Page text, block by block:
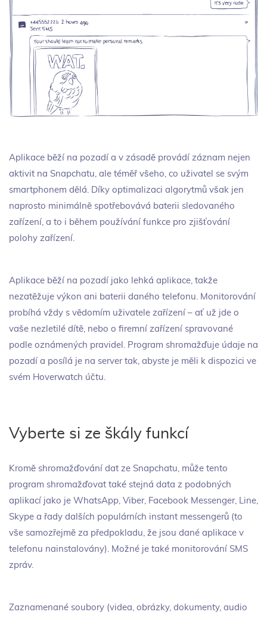
Aplikace běží na pozadí a v zásadě provádí záznam nejen
aktivit na Snapchatu, ale téměř všeho, co uživatel se svým
smartphonem dělá. Díky optimalizaci algorytmů však jen
naprosto minimálně spotřebovává baterii sledovaného
zařízení, a to i během používání funkce pro zjišťování
polohy zařízení.
Aplikace běží na pozadí jako lehká aplikace, takže
nezatěžuje výkon ani baterii daného telefonu. Monitorování
probíhá vždy s vědomím uživatele zařízení – ať už jde o
vaše nezletilé dítě, nebo o firemní zařízení spravované
podle oznámených pravidel. Program shromažďuje údaje na
pozadí a posílá je na server tak, abyste je měli k dispozici ve
svém Hoverwatch účtu.
Vyberte si ze škály funkcí
Kromě shromažďování dat ze Snapchatu, může tento
program shromažďovat také stejná data z podobných
aplikací jako je WhatsApp, Viber, Facebook Messenger, Line,
Skype a řady dalších populárních instant messengerů (to
vše samozřejmě za předpokladu, že jsou dané aplikace v
telefonu nainstalovány). Možné je také monitorování SMS
zpráv.
Zaznamenané soubory (videa, obrázky, dokumenty, audio